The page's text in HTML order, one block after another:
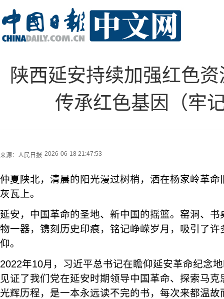
陕西延安持续加强红色
传承红色基因（牢
来源： 人民日报 2026-06-18 21:47:53
仲夏陕北，清晨的阳光漫过树梢，洒在杨家岭革
灰瓦上。
延安，中国革命的圣地、新中国的摇篮。窑洞、
物一器，镌刻历史印痕，铭记峥嵘岁月，吸引了许
仰。
2022年10月，习近平总书记在瞻仰延安革命纪念
见证了我们党在延安时期领导中国革命、探索马
光辉历程，是一本永远读不完的书，每次来都温